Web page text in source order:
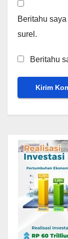
Beritahu
surel.
Beritahu